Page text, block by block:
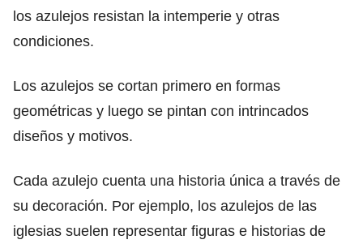
los azulejos resistan la intemperie y otras
condiciones.
Los azulejos se cortan primero en formas
geométricas y luego se pintan con intrincados
diseños y motivos.
Cada azulejo cuenta una historia única a través de
su decoración. Por ejemplo, los azulejos de las
iglesias suelen representar figuras e historias de